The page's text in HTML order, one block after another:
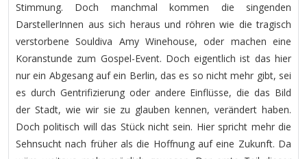
Stimmung. Doch manchmal kommen die singenden
DarstellerInnen aus sich heraus und röhren wie die tragisch
verstorbene Souldiva Amy Winehouse, oder machen eine
Koranstunde zum Gospel-Event. Doch eigentlich ist das hier
nur ein Abgesang auf ein Berlin, das es so nicht mehr gibt, sei
es durch Gentrifizierung oder andere Einflüsse, die das Bild
der Stadt, wie wir sie zu glauben kennen, verändert haben.
Doch politisch will das Stück nicht sein. Hier spricht mehr die
Sehnsucht nach früher als die Hoffnung auf eine Zukunft. Da